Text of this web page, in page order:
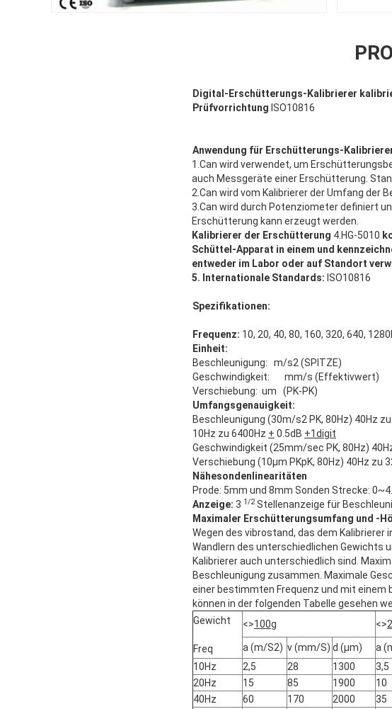
Digital-Erschütterungs-Kalibrierer
Prüfvorrichtung ISO10816
Anwendung für Erschütterungs-Kalibrierer
1.Can wird verwendet, um
auch Messgeräte einer Erschütterung.
2.Can wird vom Kalibrierer der Umfang der
3.Can wird durch Potenziometer definiert
Erschütterung kann erzeugt werden.
Kalibrierer der Erschütterung 4.HG-5010
Schüttel-Apparat in einem und
entweder im Labor oder auf Standort
5. Internationale Standards: ISO10816
Spezifikationen:
Frequenz: 10, 20, 40, 80, 160, 320, 640,
Einheit:
Beschleunigung: m/s2 (SPITZE)
Geschwindigkeit: mm/s (Effektivwert)
Verschiebung: um (PK-PK)
Umfangsgenauigkeit:
Beschleunigung (30m/s2 PK, 80Hz) 40Hz
10Hz zu 6400Hz + 0.5dB +1digit
Geschwindigkeit (25mm/sec PK, 80Hz)
Verschiebung (10μm PKpK, 80Hz) 40Hz zu
Nähesondenlinearitäten
Prode: 5mm und 8mm Sonden Strecke:
Anzeige: 3 1/2Stellenanzeige für
Maximaler Erschütterungsumfang und -
Wegen des vibrostand, das dem
Wandlern des unterschiedlichen Gewichts
Kalibrierer auch unterschiedlich sind.
Beschleunigung zusammen. Maximale
einer bestimmten Frequenz und mit einem
können in der folgenden Tabelle gesehen
Gewicht
Freq
<>100g <>
a (m/S2) v (mm/S) d (μm) a
10Hz
2,5 28 1300 3,5
20Hz
15 85 1900 10
40Hz
60 170 2000 35